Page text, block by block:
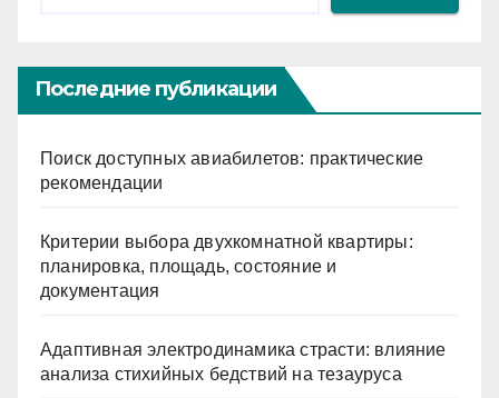
Последние публикации
Поиск доступных авиабилетов: практические
рекомендации
Критерии выбора двухкомнатной квартиры:
планировка, площадь, состояние и
документация
Адаптивная электродинамика страсти: влияние
анализа стихийных бедствий на тезауруса